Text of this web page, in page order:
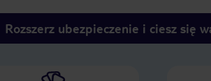
Rozszerz ubezpieczenie i ciesz się